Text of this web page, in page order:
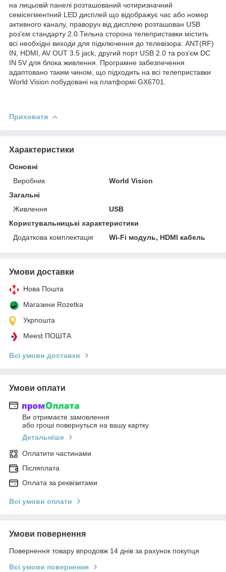
на лицьовій панелі розташований чотиризначний
семісегментний LED дисплей що відображує час або номер
активного каналу, праворуч від дисплею розташован USB
роз'єм стандарту 2.0.Тильна сторона телеприставки містить
всі необхідні виходи для підключення до телевізора: ANT(RF)
IN, HDMI, AV OUT 3.5 jack, другий порт USB 2.0 та роз'єм DC
IN 5V для блока живлення. Програмне забезпечення
адаптовано таким чином, що підходить на всі телеприставки
World Vision побудовані на платформі GX6701.
Приховати
Характеристики
Основні
Виробник
World Vision
Загальні
Живлення
USB
Користувальницькі характеристики
Додаткова комплектація
Wi-Fi модуль, HDMI кабель
Умови доставки
Нова Пошта
Магазини Rozetka
Укрпошта
Meest ПОШТА
Всі умови доставки
Умови оплати
Ви отримаєте замовлення
або гроші повернуться на вашу картку
Детальніше
Оплатити частинами
Післяплата
Оплата за реквізитами
Всі умови оплати
Умови повернення
Повернення товару впродовж 14 днів за рахунок покупця
Всі умови повернення